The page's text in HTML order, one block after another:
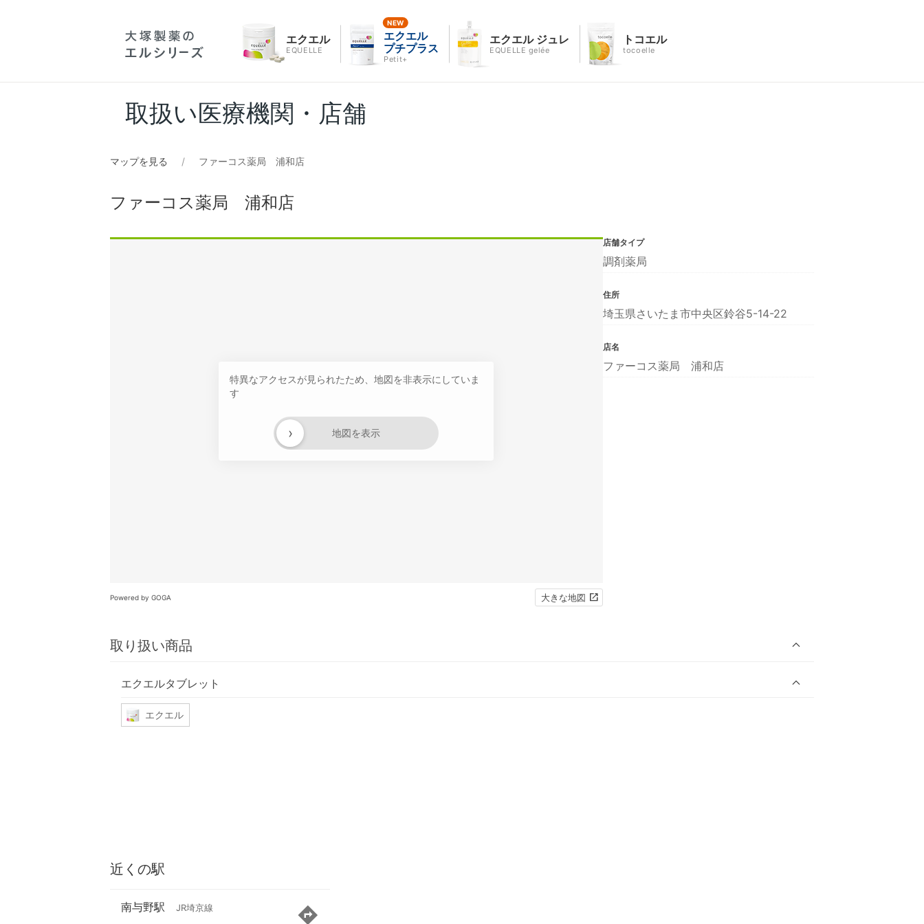
エクエル
EQUELLE
エクエル
プチプラス
Petit+
エクエル ジュレ
EQUELLE gelée
トコエル
tocoelle
取扱い医療機関・店舗
マップを見る ファーコス薬局 浦和店
ファーコス薬局 浦和店
特異なアクセスが見られたため、地図を非表示にしていま
す
地図を表示
›
Powered by GOGA 大きな地図
取り扱い商品
エクエルタブレット
エクエル
店舗タイプ
調剤薬局
住所
埼玉県さいたま市中央区鈴谷5-14-22
店名
ファーコス薬局 浦和店
近くの駅
南与野駅 JR埼京線